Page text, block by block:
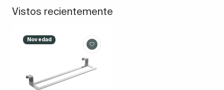
Vistos recientemente
Novedad